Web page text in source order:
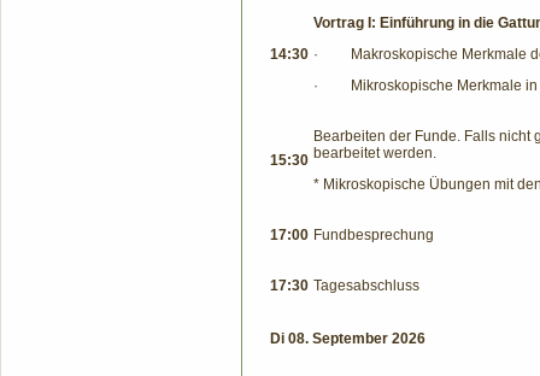
14:30
Vortrag I: Einführung in die
· Makroskopische Merkmale
· Mikroskopische Merkmale
15:30
Bearbeiten der Funde. Falls
bearbeitet werden.
* Mikroskopische Übungen mit
17:00 Fundbesprechung
17:30 Tagesabschluss
Di 08. September 2026